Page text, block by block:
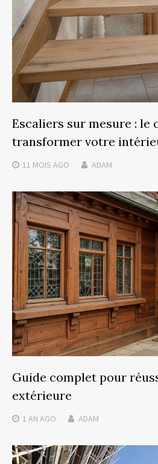
Escaliers sur mesure : le
transformer votre
11 MOIS AGO ADAM
Guide complet pour
extérieure
1 AN AGO ADAM